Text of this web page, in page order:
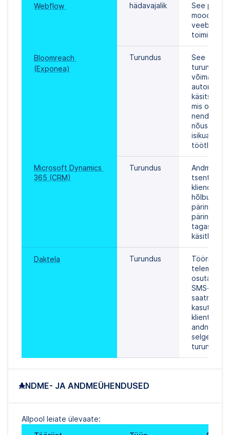
Webflow hädavajalik
See
veebisaidi
toimimise
Bloomreach
(Exponea)
Turundus
See
võimaldab
käsitsi
mis on
nende
Microsoft Dynamics
365 (CRM)
Turundus
päringute,
päringute
tagasiside
käsitlemist.
Daktela Turundus
Tööriist
SMS-
andnud
ANDME- JA ANDMEÜHENDUSED
Allpool leiate ülevaate: